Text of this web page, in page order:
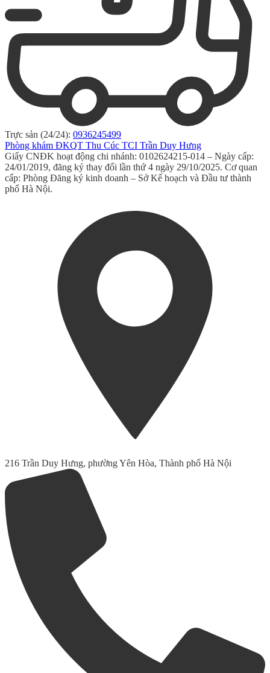
Trực sản (24/24): 0936245499
Phòng khám ĐKQT Thu Cúc TCI Trần Duy Hưng
Giấy CNĐK hoạt động chi nhánh: 0102624215-014 – Ngày cấp:
24/01/2019, đăng ký thay đổi lần thứ 4 ngày 29/10/2025. Cơ quan
cấp: Phòng Đăng ký kinh doanh – Sở Kế hoạch và Đầu tư thành
phố Hà Nội.
216 Trần Duy Hưng, phường Yên Hòa, Thành phố Hà Nội